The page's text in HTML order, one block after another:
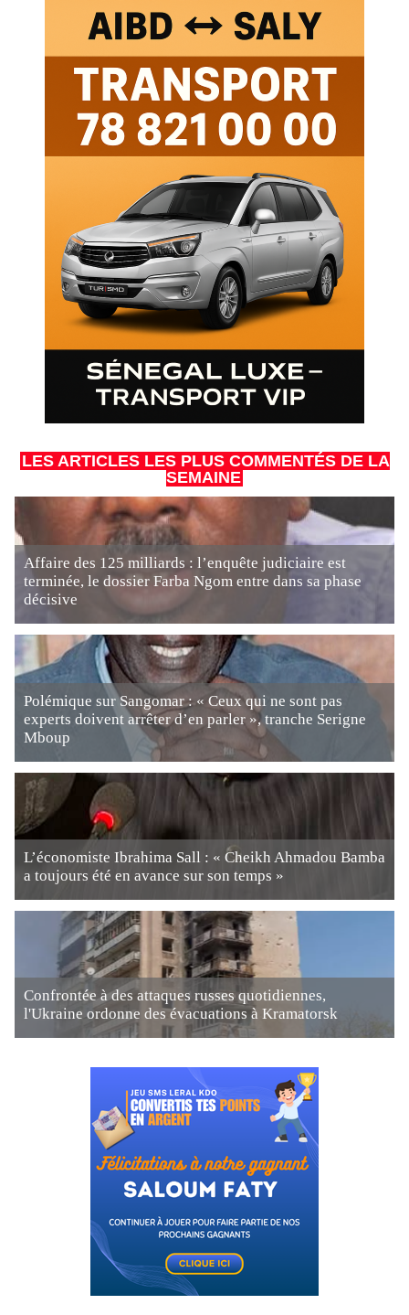
LES ARTICLES LES PLUS COMMENTÉS DE LA
SEMAINE
Affaire des 125 milliards : l’enquête judiciaire est
terminée, le dossier Farba Ngom entre dans sa phase
décisive
Polémique sur Sangomar : « Ceux qui ne sont pas
experts doivent arrêter d’en parler », tranche Serigne
Mboup
L’économiste Ibrahima Sall : « Cheikh Ahmadou Bamba
a toujours été en avance sur son temps »
Confrontée à des attaques russes quotidiennes,
l'Ukraine ordonne des évacuations à Kramatorsk